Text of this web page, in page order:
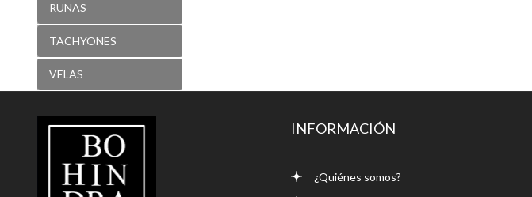
RUNAS
TACHYONES
VELAS
LIBRERÍA
BOHINDRA
INFORMACIÓN
¿Quiénes somos?